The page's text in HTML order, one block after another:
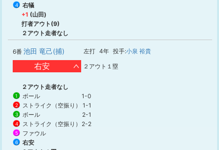
4
右犠
+1 (山田)
打者アウト(9)
２アウト走者なし
6番 池田 竜己(捕) 左打 4年 投手:小泉 裕貴
右安 ２アウト１塁
２アウト走者なし
1 ボール 1-0
2 ストライク（空振り） 1-1
3 ボール 2-1
4 ストライク（空振り） 2-2
5 ファウル
6
右安